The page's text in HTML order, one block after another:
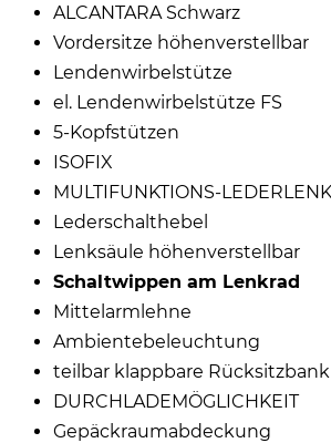
ALCANTARA Schwarz
Vordersitze höhenverstellbar
Lendenwirbelstütze
el. Lendenwirbelstütze FS
5-Kopfstützen
ISOFIX
MULTIFUNKTIONS-
Lederschalthebel
Lenksäule höhenverstellbar
Schaltwippen am Lenkrad
Mittelarmlehne
Ambientebeleuchtung
teilbar klappbare Rücksitzbank
DURCHLADEMÖGLICHKEIT
Gepäckraumabdeckung